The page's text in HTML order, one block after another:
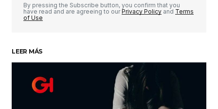
Comentario *
Su nombre*
Tu correo electrónico
By pressing the Subscribe button, you confirm that you
have read and are agreeing to ourPrivacy Policy and Terms
of Use
LEER MÁS